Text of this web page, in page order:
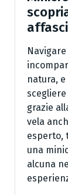
natura,
grazie
vela
esperto,
una
alcuna